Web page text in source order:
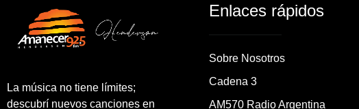
La música no tiene límites;
descubrí nuevos canciones en
Enlaces rápidos
Sobre Nosotros
Cadena 3
AM570 Radio Argentina